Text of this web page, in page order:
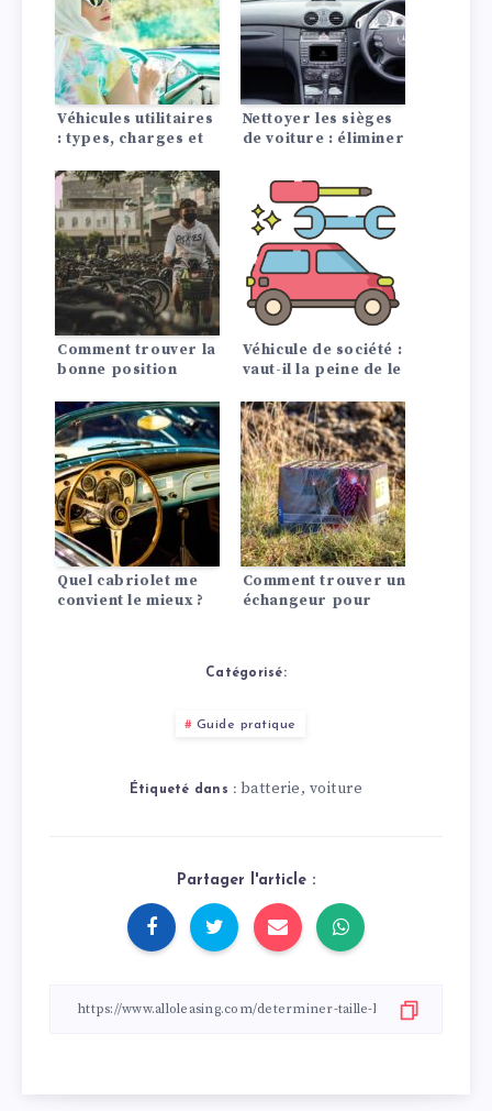
Véhicules utilitaires
: types, charges et
Nettoyer les sièges
de voiture : éliminer
remèdes maison
Comment trouver la
bonne position
Véhicule de société :
vaut-il la peine de le
l’acheter ?
Quel cabriolet me
convient le mieux ?
Comment trouver un
échangeur pour
Catégorisé:
Guide pratique
Étiqueté dans : batterie, voiture
Partager l'article :